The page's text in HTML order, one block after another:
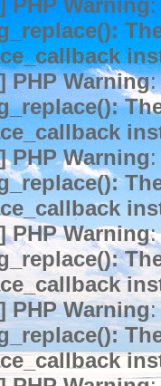
PHP Warning
PHP Warning:
PHP Warning
PHP Warning:
PHP Warning: